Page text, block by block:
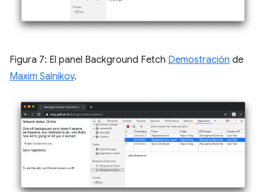
Figura 7: El panel Background Fetch Demostración de
Maxim Salnikov.